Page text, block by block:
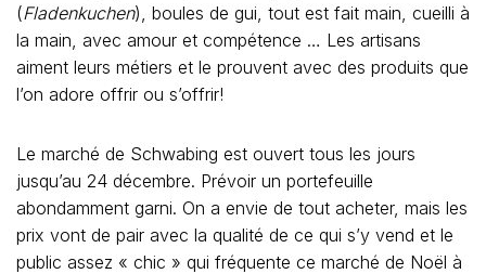
(Fladenkuchen), boules de gui, tout est fait main, cueilli à
la main, avec amour et compétence … Les artisans
aiment leurs métiers et le prouvent avec des produits que
l’on adore offrir ou s’offrir!
Le marché de Schwabing est ouvert tous les jours
jusqu’au 24 décembre. Prévoir un portefeuille
abondamment garni. On a envie de tout acheter, mais les
prix vont de pair avec la qualité de ce qui s’y vend et le
public assez « chic » qui fréquente ce marché de Noël à